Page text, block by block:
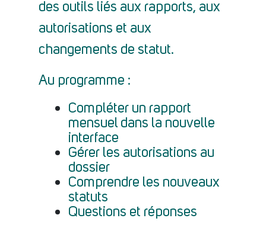
des outils liés aux rapports, aux
autorisations et aux
changements de statut.
Au programme :
Compléter un rapport
mensuel dans la nouvelle
interface
Gérer les autorisations au
dossier
Comprendre les nouveaux
statuts
Questions et réponses